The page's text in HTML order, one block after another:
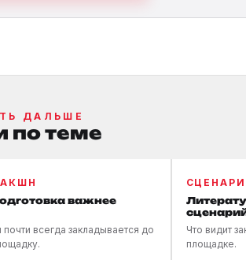
ДАЛЬШЕ
по теме
важнее
всегда закладывается до
Что видит
площадке.